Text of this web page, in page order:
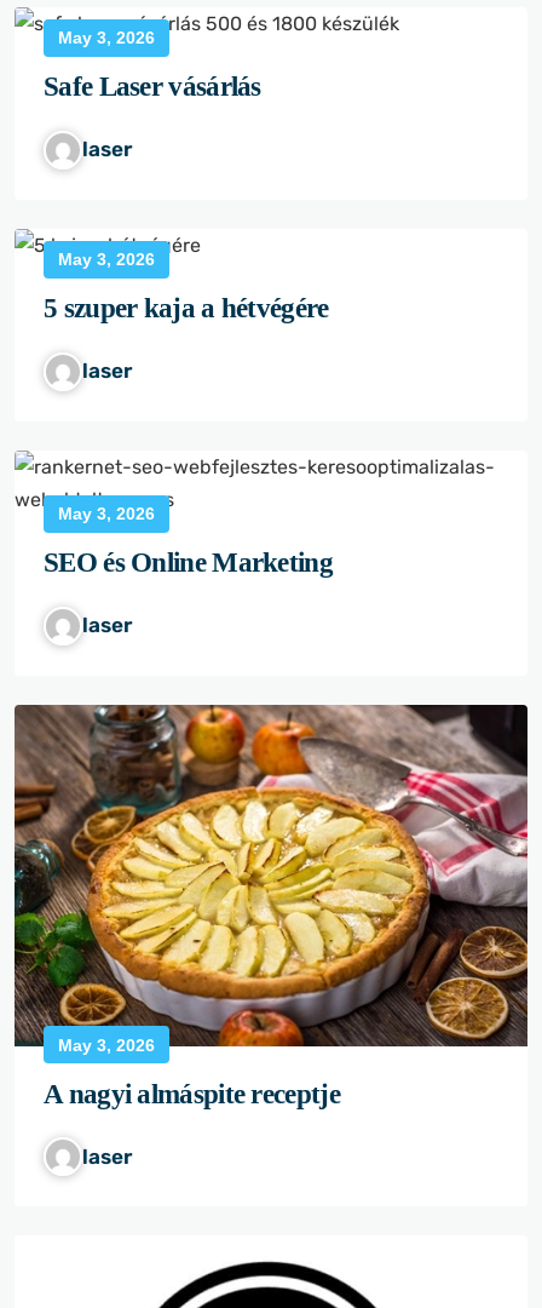
May 3, 2026
Safe Laser vásárlás
laser
May 3, 2026
5 szuper kaja a hétvégére
laser
May 3, 2026
SEO és Online Marketing
laser
May 3, 2026
A nagyi almáspite receptje
laser